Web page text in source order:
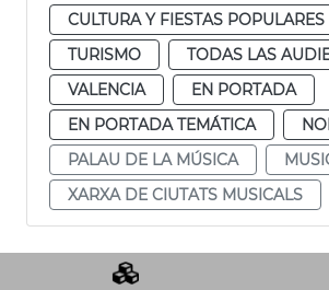
CULTURA Y FIESTAS POPULARES
TURISMO
TODAS LAS
VALENCIA
EN PORTADA
EN PORTADA TEMÁTICA
PALAU DE LA MÚSICA
XARXA DE CIUTATS MUSICALS